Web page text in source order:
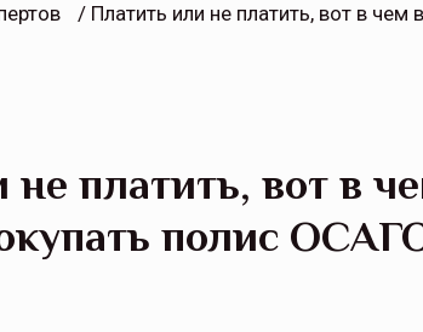
платить, вот в
полис